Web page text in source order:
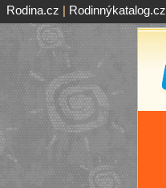
Rodina.cz | Rodinnýkatalog.cz